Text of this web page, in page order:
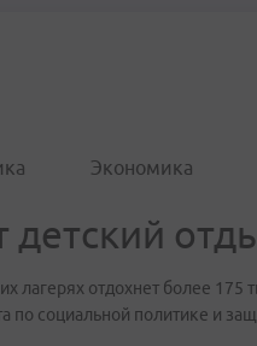
Экономика
детский
лагерях отдохнет более
по социальной политике и